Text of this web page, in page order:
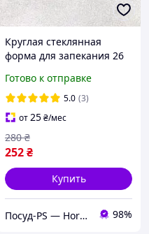
Круглая стеклянная
форма для запекания 26
посуда
Готово к отправке
5.0 (3)
от25₴/мес
252₴
280 ₴
Купить
Посуд-PS — Horeca Посуда Подарки 98%